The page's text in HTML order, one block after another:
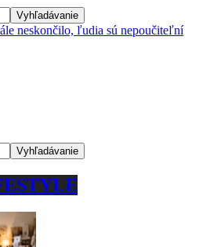
neskončilo, ľudia sú nepoučiteľní